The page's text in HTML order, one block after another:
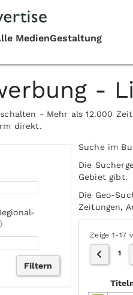
-
- Mehr als 12.000
direkt.
Suche im
Die
Gebiet gibt.
Die Geo-
Zeitungen,
Zeige 1-17
1